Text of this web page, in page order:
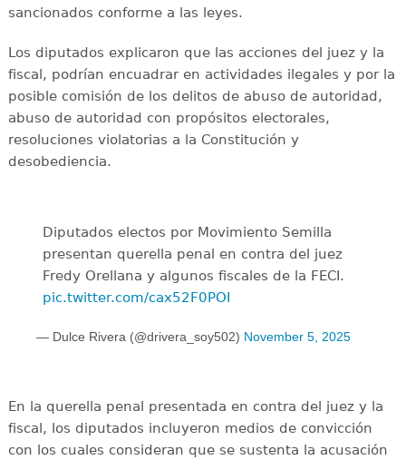
sancionados conforme a las leyes.
Los diputados explicaron que las acciones del juez y la
fiscal, podrían encuadrar en actividades ilegales y por la
posible comisión de los delitos de abuso de autoridad,
abuso de autoridad con propósitos electorales,
resoluciones violatorias a la Constitución y
desobediencia.
Diputados electos por Movimiento Semilla
presentan querella penal en contra del juez
Fredy Orellana y algunos fiscales de la FECI.
pic.twitter.com/cax52F0POI
— Dulce Rivera (@drivera_soy502) November 5, 2025
En la querella penal presentada en contra del juez y la
fiscal, los diputados incluyeron medios de convicción
con los cuales consideran que se sustenta la acusación